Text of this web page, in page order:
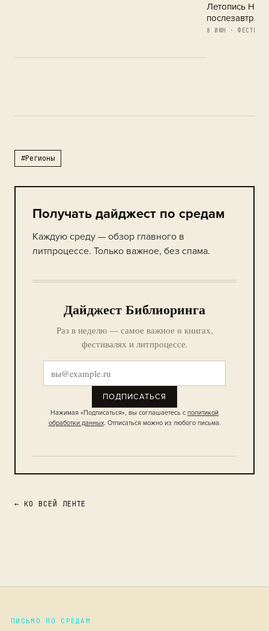
Летопись
послезавтра
8 ИЮН ·
#Регионы
Получать дайджест по средам
Каждую среду — обзор главного в
литпроцессе. Только важное, без спама.
Дайджест Библиоринга
Раз в неделю — самое важное о книгах,
фестивалях и литпроцессе.
ПОДПИСАТЬСЯ
Нажимая «Подписаться», вы соглашаетесь с политикой
обработки данных. Отписаться можно из любого письма.
← КО ВСЕЙ ЛЕНТЕ
ПИСЬМО ПО СРЕДАМ